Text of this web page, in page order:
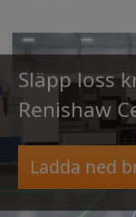
Släpp loss
Renishaw
Ladda ned